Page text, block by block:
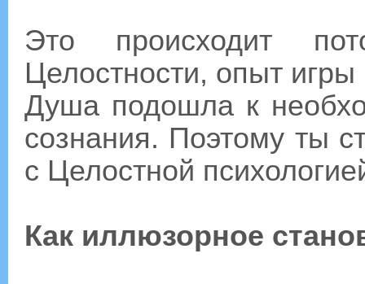
Это происходит
Целостности, опыт
Душа подошла к
сознания. Поэтому ты
с Целостной
Как иллюзорное